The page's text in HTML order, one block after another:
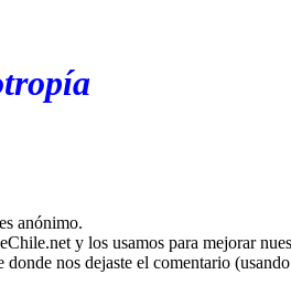
anónimo.
y los usamos para mejorar
nos dejaste el comentario